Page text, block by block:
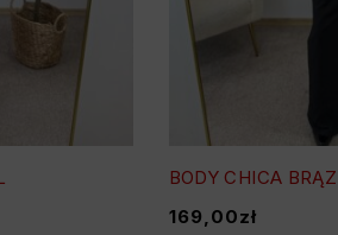
BODY CHICA BRĄZ
169,00zł